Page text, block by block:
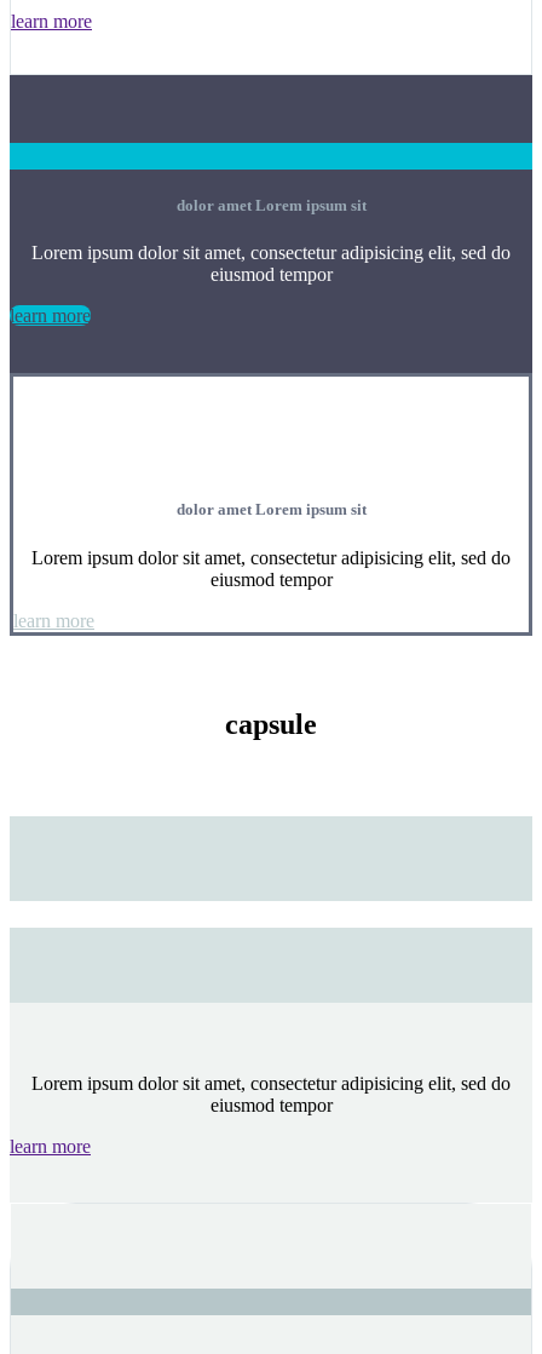
learn more
dolor amet Lorem ipsum sit
Lorem ipsum dolor sit amet, consectetur adipisicing elit, sed do
eiusmod tempor
learn more
dolor amet Lorem ipsum sit
Lorem ipsum dolor sit amet, consectetur adipisicing elit, sed do
eiusmod tempor
learn more
capsule
Lorem ipsum dolor sit amet, consectetur adipisicing elit, sed do
eiusmod tempor
learn more